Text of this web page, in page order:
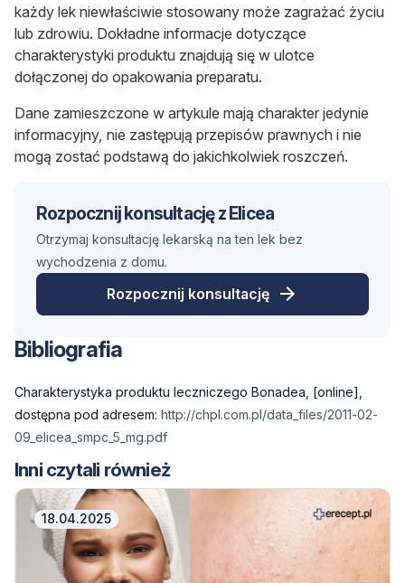
każdy lek niewłaściwie stosowany może zagrażać życiu
lub zdrowiu. Dokładne informacje dotyczące
charakterystyki produktu znajdują się w ulotce
dołączonej do opakowania preparatu.
Dane zamieszczone w artykule mają charakter jedynie
informacyjny, nie zastępują przepisów prawnych i nie
mogą zostać podstawą do jakichkolwiek roszczeń.
Rozpocznij konsultację z Elicea
Otrzymaj konsultację lekarską na ten lek bez
wychodzenia z domu.
Rozpocznij konsultację
Bibliografia
Charakterystyka produktu leczniczego Bonadea, [online],
dostępna pod adresem: http://chpl.com.pl/data_files/2011-02-
09_elicea_smpc_5_mg.pdf
Inni czytali również
18.04.2025